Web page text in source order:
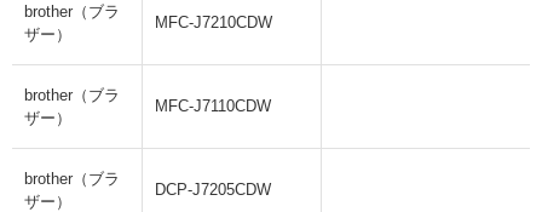
brother（ブラ
ザー）
MFC-J7210CDW
brother（ブラ
ザー）
MFC-J7110CDW
brother（ブラ
ザー）
DCP-J7205CDW